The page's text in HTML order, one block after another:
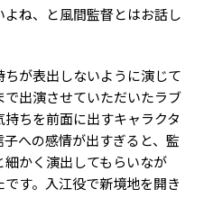
ね、と風間監督とはお話し
が表出しないように演じて
出演させていただいたラブ
ちを前面に出すキャラクタ
への感情が出すぎると、監
かく演出してもらいなが
す。入江役で新境地を開き